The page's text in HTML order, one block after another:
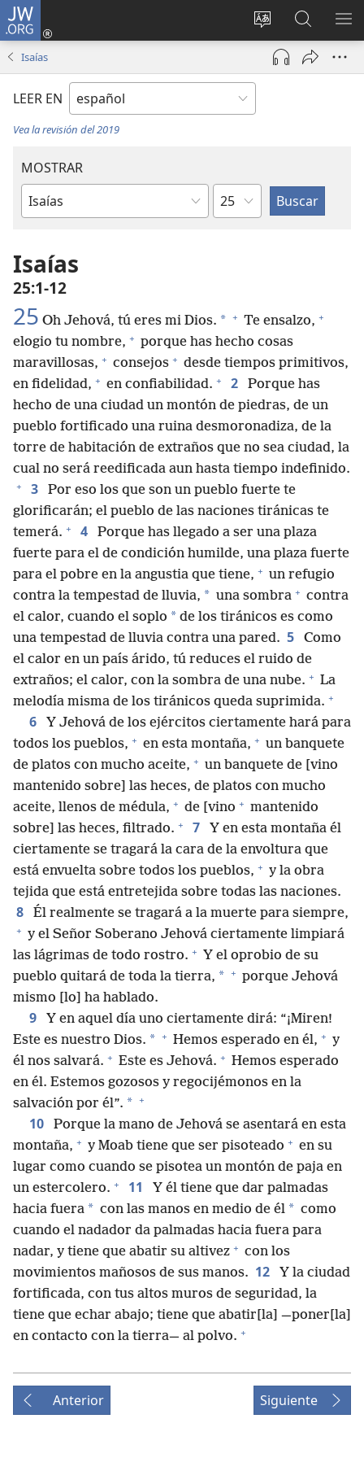
JW.ORG
Cambiar
idioma
del sitio
Iniciar
sesión
(abre
nueva
en
jw.org
Isaías
LEER EN
Vea la revisión del 2019
MOSTRAR
Libro
Biblia
Capítulo
Isaías
25:1-12
25 Oh Jehová, tú eres mi Dios. * + Te ensalzo, +
elogio tu nombre, + porque has hecho cosas
maravillosas, + consejos + desde tiempos primitivos,
en fidelidad, + en confiabilidad. + 2
Porque has
hecho de una ciudad un montón de piedras, de un
pueblo fortificado una ruina desmoronadiza, de la
torre de habitación de extraños que no sea ciudad, la
cual no será reedificada aun hasta tiempo indefinido.
+ 3
Por eso los que son un pueblo fuerte te
glorificarán; el pueblo de las naciones tiránicas te
temerá. + 4
Porque has llegado a ser una plaza
fuerte para el de condición humilde, una plaza fuerte
para el pobre en la angustia que tiene, + un refugio
contra la tempestad de lluvia, * una sombra + contra
el calor, cuando el soplo * de los tiránicos es como
una tempestad de lluvia contra una pared. 5
Como
el calor en un país árido, tú reduces el ruido de
extraños; el calor, con la sombra de una nube. + La
melodía misma de los tiránicos queda suprimida. +
6
Y Jehová de los ejércitos ciertamente hará para
todos los pueblos, + en esta montaña, + un banquete
de platos con mucho aceite, + un banquete de [vino
mantenido sobre] las heces, de platos con mucho
aceite, llenos de médula, + de [vino + mantenido
sobre] las heces, filtrado. + 7
Y en esta montaña él
ciertamente se tragará la cara de la envoltura que
está envuelta sobre todos los pueblos, + y la obra
tejida que está entretejida sobre todas las naciones.
8 Él realmente se tragará a la muerte para siempre,
+ y el Señor Soberano Jehová ciertamente limpiará
las lágrimas de todo rostro. + Y el oprobio de su
pueblo quitará de toda la tierra, * + porque Jehová
mismo [lo] ha hablado.
9
Y en aquel día uno ciertamente dirá: “¡Miren!
Este es nuestro Dios. * + Hemos esperado en él, + y
él nos salvará. + Este es Jehová. + Hemos esperado
en él. Estemos gozosos y regocijémonos en la
salvación por él”. * +
10
Porque la mano de Jehová se asentará en esta
montaña, + y Moab tiene que ser pisoteado + en su
lugar como cuando se pisotea un montón de paja en
un estercolero. + 11
Y él tiene que dar palmadas
hacia fuera * con las manos en medio de él * como
cuando el nadador da palmadas hacia fuera para
nadar, y tiene que abatir su altivez + con los
movimientos mañosos de sus manos. 12
Y la ciudad
fortificada, con tus altos muros de seguridad, la
tiene que echar abajo; tiene que abatir[la] —poner[la]
en contacto con la tierra— al polvo. +
Anterior Siguiente